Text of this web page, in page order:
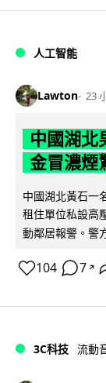
人工智能
Lawton 23
中國湖北
金冒濃煙
中國湖北黃石一
租住單位私設高
動鄰居報警。警
104 7 ↗
3C科技 流動